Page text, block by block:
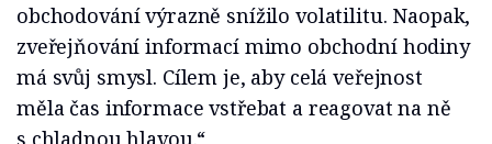
obchodování výrazně snížilo volatilitu. Naopak,
zveřejňování informací mimo obchodní hodiny
má svůj smysl. Cílem je, aby celá veřejnost
měla čas informace vstřebat a reagovat na ně
s chladnou hlavou.“